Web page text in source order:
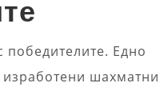
Едно
изработени шахматни